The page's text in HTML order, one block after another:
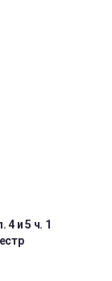
4 и 5 ч. 1